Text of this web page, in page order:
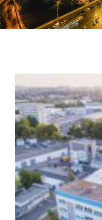
grösseres
Bild